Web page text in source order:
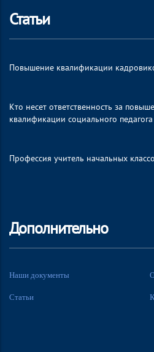
Статьи
Повышение квалификации
Кто несет ответственность за
квалификации социального педагога
Профессия учитель начальных
Дополнительно
Наши документы
Статьи